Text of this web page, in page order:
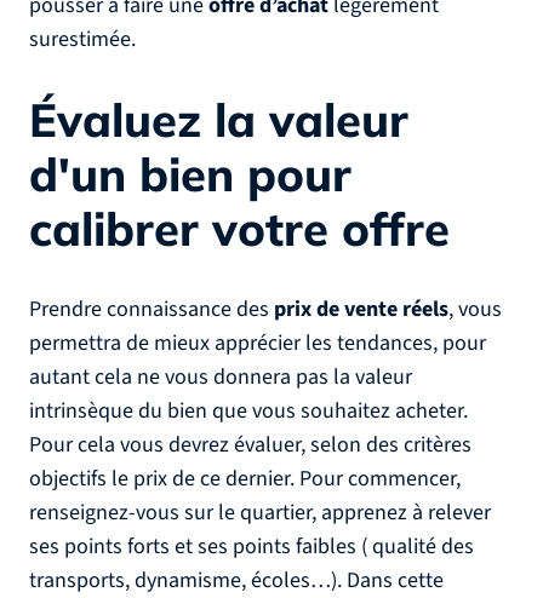
surestimée.
Évaluez la valeur
d'un bien pour
calibrer votre offre
Prendre connaissance des prix de vente réels, vous
permettra de mieux apprécier les tendances, pour
autant cela ne vous donnera pas la valeur
intrinsèque du bien que vous souhaitez acheter.
Pour cela vous devrez évaluer, selon des critères
objectifs le prix de ce dernier. Pour commencer,
renseignez-vous sur le quartier, apprenez à relever
ses points forts et ses points faibles ( qualité des
transports, dynamisme, écoles…). Dans cette